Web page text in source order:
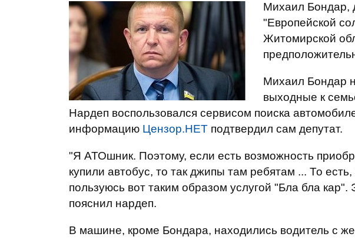
Михаил Бондар,
"Европейской
Житомирской
Михаил Бондар
выходные к
Нардеп воспользовался сервисом поиска
информацию Цензор.НЕТ подтвердил сам депутат.
"Я АТОшник. Поэтому, если есть возможность
купили автобус, то так джипы там ребятам ... То
пользуюсь вот таким образом услугой "Бла бла
пояснил нардеп.
В машине, кроме Бондара, находились водитель с